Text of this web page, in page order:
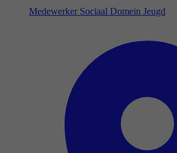
Medewerker Sociaal Domein Jeugd